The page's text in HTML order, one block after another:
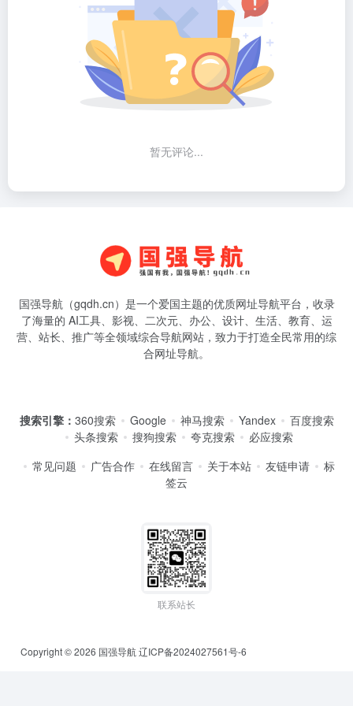
暂无评论...
国强导航（gqdh.cn）是一个爱国主题的优质网址导航平台，收录
了海量的 AI工具、影视、二次元、办公、设计、生活、教育、运
营、站长、推广等全领域综合导航网站，致力于打造全民常用的综
合网址导航。
搜索引擎： 360搜索 Google 神马搜索 Yandex
百度搜索
头条搜索
搜狗搜索 夸克搜索
必应搜索
常见问题
广告合作 在线留言 关于本站 友链申请
标
签云
联系站长
Copyright © 2026 国强导航辽ICP备2024027561号-6